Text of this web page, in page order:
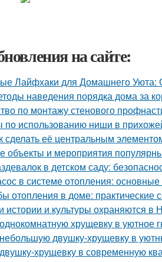
на сайте:
Лайфхаки для Домашнего Уюта:
наведения порядка дома за
по монтажу стенового
по использованию ниши в
сделать её центральным
объекты и мероприятия
в детском саду:
в системе отопления:
отопления в доме: практические
истории и культуры охраняются в
хрущевку в уютное
небольшую двушку-хрущевку в
хрущевку в современную